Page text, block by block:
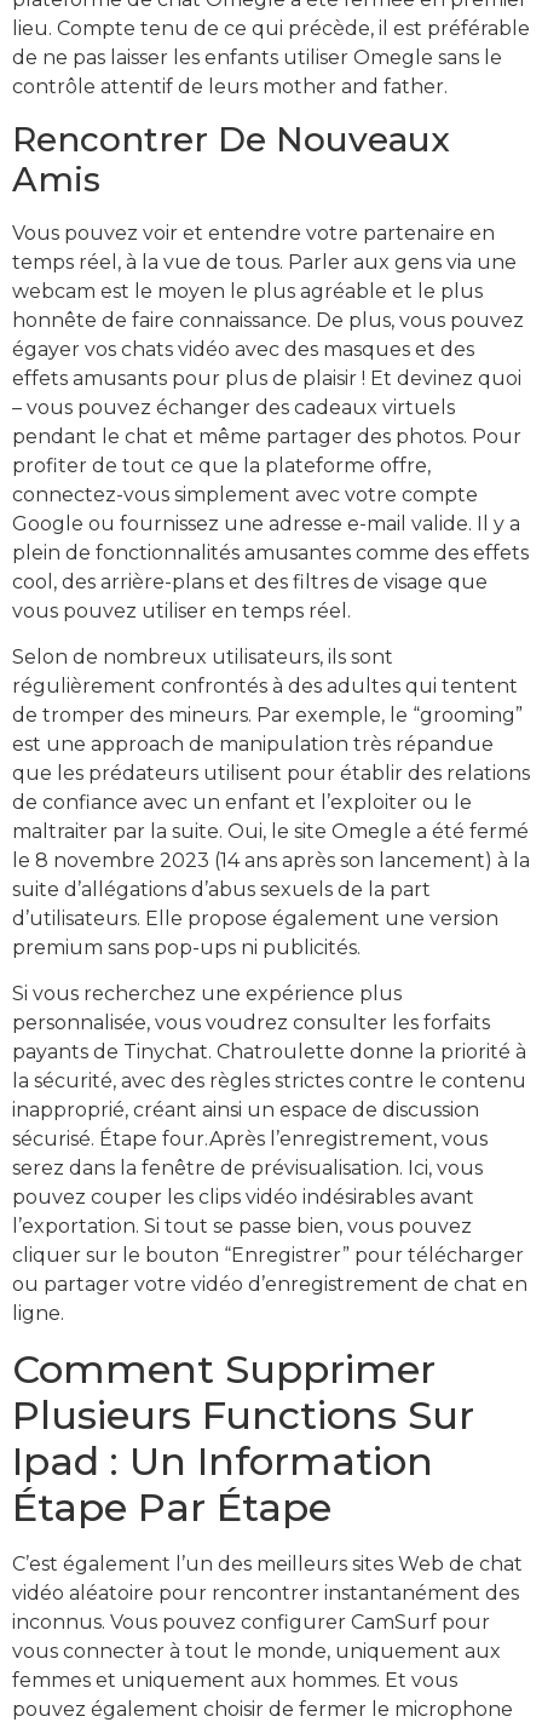
lieu. Compte tenu de ce qui précède, il est préférable
de ne pas laisser les enfants utiliser Omegle sans le
contrôle attentif de leurs mother and father.
Rencontrer De Nouveaux
Amis
Vous pouvez voir et entendre votre partenaire en
temps réel, à la vue de tous. Parler aux gens via une
webcam est le moyen le plus agréable et le plus
honnête de faire connaissance. De plus, vous pouvez
égayer vos chats vidéo avec des masques et des
effets amusants pour plus de plaisir ! Et devinez quoi
– vous pouvez échanger des cadeaux virtuels
pendant le chat et même partager des photos. Pour
profiter de tout ce que la plateforme offre,
connectez-vous simplement avec votre compte
Google ou fournissez une adresse e-mail valide. Il y a
plein de fonctionnalités amusantes comme des effets
cool, des arrière-plans et des filtres de visage que
vous pouvez utiliser en temps réel.
Selon de nombreux utilisateurs, ils sont
régulièrement confrontés à des adultes qui tentent
de tromper des mineurs. Par exemple, le “grooming”
est une approach de manipulation très répandue
que les prédateurs utilisent pour établir des relations
de confiance avec un enfant et l’exploiter ou le
maltraiter par la suite. Oui, le site Omegle a été fermé
le 8 novembre 2023 (14 ans après son lancement) à la
suite d’allégations d’abus sexuels de la part
d’utilisateurs. Elle propose également une version
premium sans pop-ups ni publicités.
Si vous recherchez une expérience plus
personnalisée, vous voudrez consulter les forfaits
payants de Tinychat. Chatroulette donne la priorité à
la sécurité, avec des règles strictes contre le contenu
inapproprié, créant ainsi un espace de discussion
sécurisé. Étape four.Après l’enregistrement, vous
serez dans la fenêtre de prévisualisation. Ici, vous
pouvez couper les clips vidéo indésirables avant
l’exportation. Si tout se passe bien, vous pouvez
cliquer sur le bouton “Enregistrer” pour télécharger
ou partager votre vidéo d’enregistrement de chat en
ligne.
Comment Supprimer
Plusieurs Functions Sur
Ipad : Un Information
Étape Par Étape
C’est également l’un des meilleurs sites Web de chat
vidéo aléatoire pour rencontrer instantanément des
inconnus. Vous pouvez configurer CamSurf pour
vous connecter à tout le monde, uniquement aux
femmes et uniquement aux hommes. Et vous
pouvez également choisir de fermer le microphone